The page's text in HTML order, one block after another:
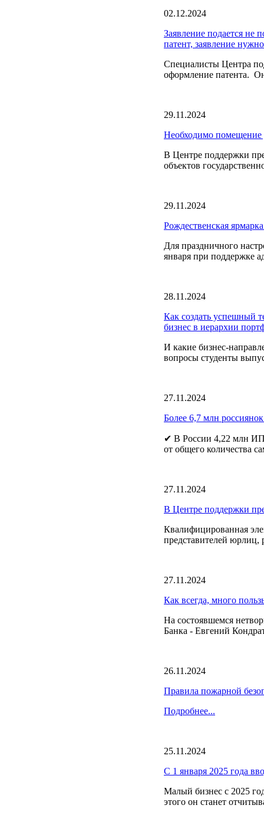
02.12.2024
Заявление подается не
патент, заявление
Специалисты Центра
оформление патента.
29.11.2024
Необходимо помещение
В Центре поддержки
объектов
29.11.2024
Рождественская
Для праздничного
января при поддержке
28.11.2024
Как создать успешный
бизнес в иерархии
И какие бизнес-
вопросы студенты
27.11.2024
Более 6,7 млн
✔ В России 4,22 млн
от общего количества
27.11.2024
В Центре поддержки
Квалифицированная
представителей
27.11.2024
Как всегда, много
На состоявшемся
Банка - Евгений
26.11.2024
Правила пожарной
Подробнее...
25.11.2024
С 1 января 2025 года
Малый бизнес с 2025
этого он станет